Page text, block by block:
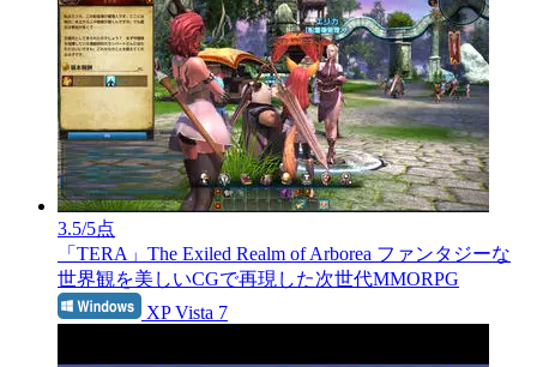
3.5/5点
「TERA」The Exiled Realm of Arborea ファンタジーな
世界観を美しいCGで再現した次世代MMORPG
XP Vista 7